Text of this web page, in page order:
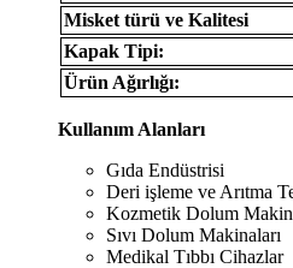
Misket türü ve Kalitesi
Kapak Tipi:
Ürün Ağırlığı:
Kullanım Alanları
Gıda Endüstrisi
Deri işleme ve Arıtma
Kozmetik Dolum
Sıvı Dolum Makinaları
Medikal Tıbbı Cihazlar